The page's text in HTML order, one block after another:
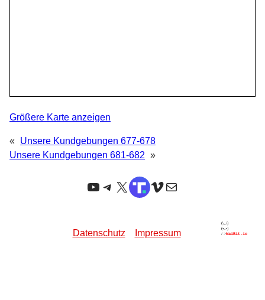
Größere Karte anzeigen
«
Unsere Kundgebungen 677-678
Unsere Kundgebungen 681-682 »
YouTube
Telegram
X TruthSocial
Vimeo
E-Mail
Datenschutz Impressum